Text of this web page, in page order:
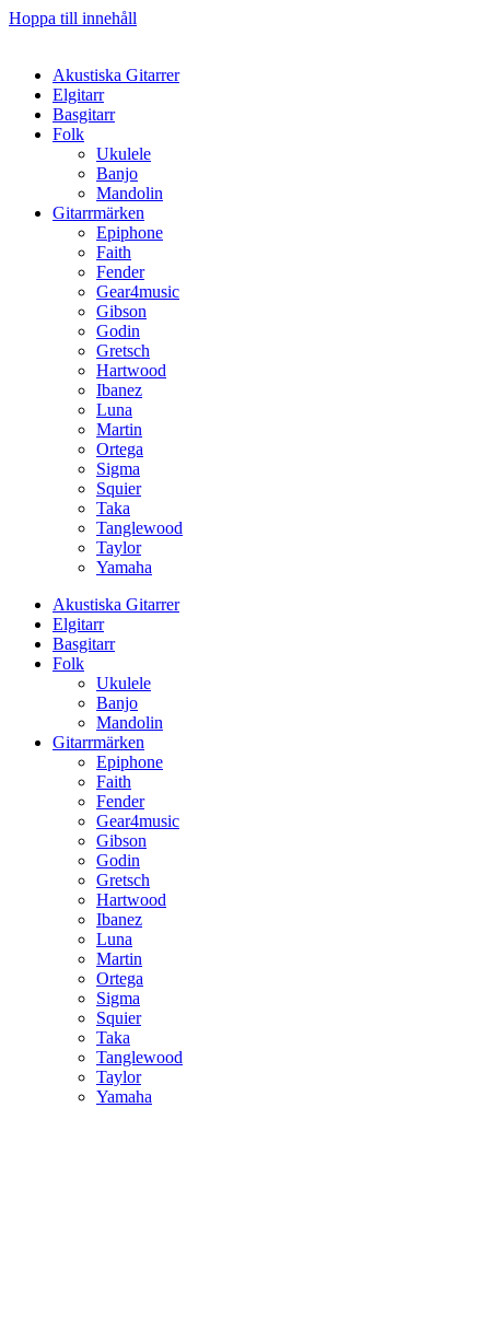
Hoppa till innehåll
Akustiska Gitarrer
Elgitarr
Basgitarr
Folk
Ukulele
Banjo
Mandolin
Gitarrmärken
Epiphone
Faith
Fender
Gear4music
Gibson
Godin
Gretsch
Hartwood
Ibanez
Luna
Martin
Ortega
Sigma
Squier
Taka
Tanglewood
Taylor
Yamaha
Akustiska Gitarrer
Elgitarr
Basgitarr
Folk
Ukulele
Banjo
Mandolin
Gitarrmärken
Epiphone
Faith
Fender
Gear4music
Gibson
Godin
Gretsch
Hartwood
Ibanez
Luna
Martin
Ortega
Sigma
Squier
Taka
Tanglewood
Taylor
Yamaha